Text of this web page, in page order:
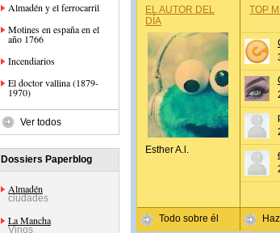
Almadén y el ferrocarril
Motines en españa en el
año 1766
Incendiarios
El doctor vallina (1879-
1970)
Ver todos
Dossiers Paperblog
Almadén
ciudades
La Mancha
Vinos
EL AUTOR DEL
DÍA
Esther A.l.
Todo sobre él
TOP